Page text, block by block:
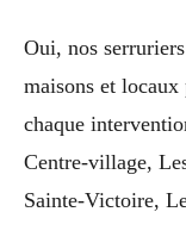
Oui, nos
maisons et locaux
chaque
Centre-village,
Sainte-Victoire,